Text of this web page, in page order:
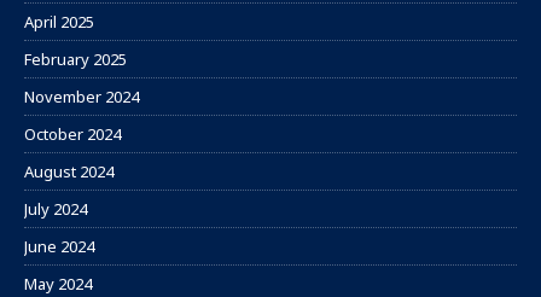
April 2025
February 2025
November 2024
October 2024
August 2024
July 2024
June 2024
May 2024